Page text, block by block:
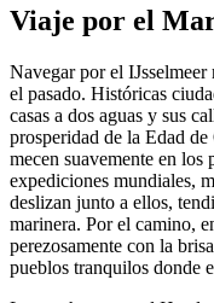
Viaje por el
Navegar por el
el pasado. Históricas
casas a dos aguas y sus
prosperidad de la Edad
mecen suavemente en los
expediciones mundiales,
deslizan junto a ellos,
marinera. Por el camino,
perezosamente con la
pueblos tranquilos donde